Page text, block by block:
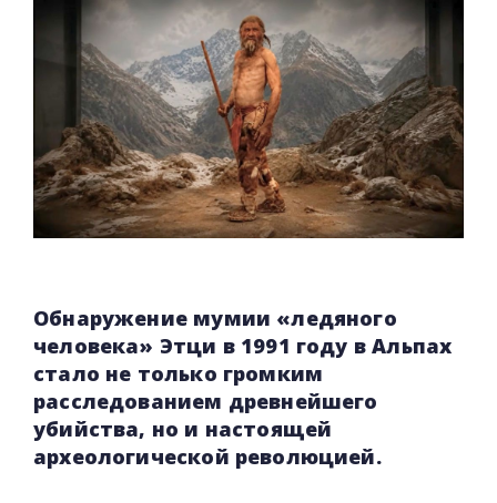
Обнаружение мумии «ледяного
человека» Этци в 1991 году в Альпах
стало не только громким
расследованием древнейшего
убийства, но и настоящей
археологической революцией.